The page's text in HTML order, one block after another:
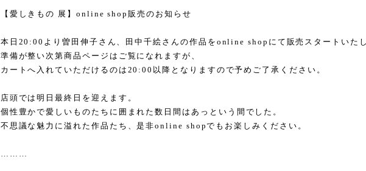
【愛しきもの 展】 online shop販売のお知らせ
本日 20:00 より曽田伸子さん、田中千絵さんの作品を online shop にて販売スタートいた
準備が整い次第商品ページはご覧になれますが、
カートへ入れていただけるのは 20:00 以降となりますので予めご了承ください。
店頭では明日最終日を迎えます。
個性豊かで愛しいものたちに囲まれた数日間はあっという間でした。
不思議な魅力に溢れた作品たち、是非online shopでもお楽しみください。
………